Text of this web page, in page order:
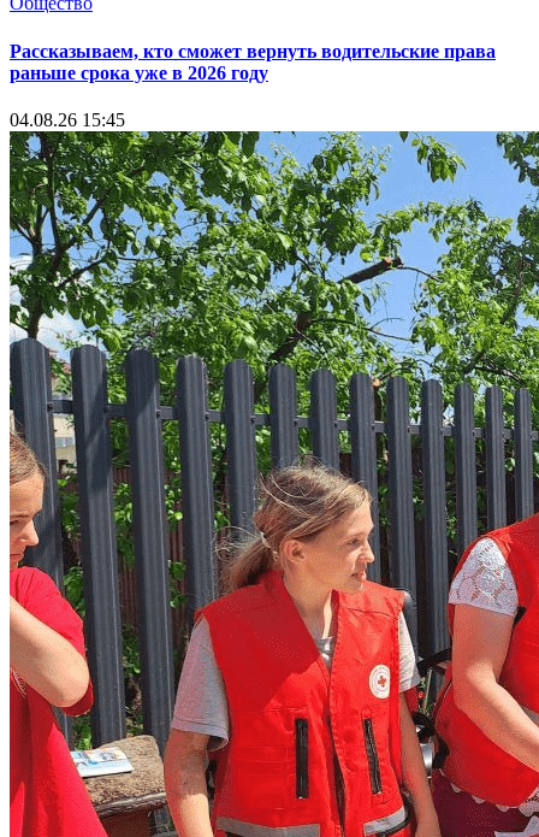
Рассказываем, кто сможет вернуть водительские права
раньше срока уже в 2026 году
04.08.26 15:45